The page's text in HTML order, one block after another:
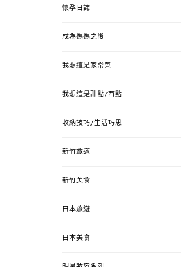
懷孕日誌
成為媽媽之後
我想這是家常菜
我想這是甜點/西點
收納技巧/生活巧思
新竹旅遊
新竹美食
日本旅遊
日本美食